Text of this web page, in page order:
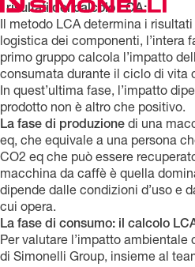
I risultati del calcolo LCA:
Il metodo LCA determina i
logistica dei componenti, l’intera
primo gruppo calcola l’impatto
consumata durante il ciclo di vita
In quest’ultima fase, l’impatto
prodotto non è altro che positivo.
La fase di produzione di una
eq, che equivale a una persona
CO2 eq che può essere
macchina da caffè è quella
dipende dalle condizioni d’uso e
cui opera.
La fase di consumo: il calcolo
Per valutare l’impatto
di Simonelli Group, insieme al